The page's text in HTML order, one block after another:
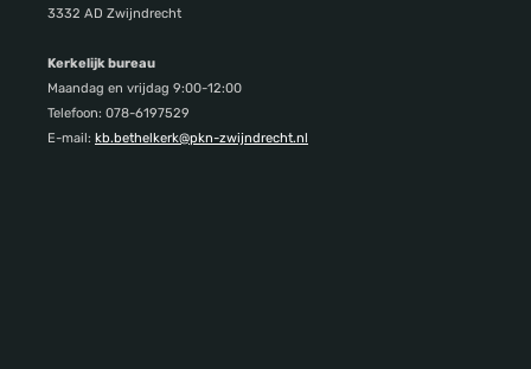
3332 AD Zwijndrecht
Kerkelijk bureau
Maandag en vrijdag 9:00-12:00
Telefoon: 078-6197529
E-mail: kb.bethelkerk@pkn-zwijndrecht.nl